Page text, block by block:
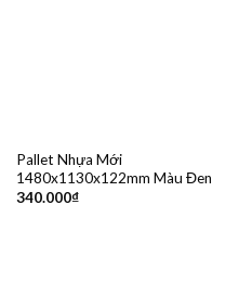
Pallet Nhựa Mới
1480x1130x122mm Màu Đen
340.000₫